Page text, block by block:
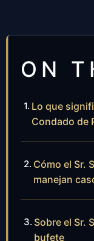
ON
Lo que
Condado de
Cómo el Sr.
manejan
Sobre el Sr.
bufete